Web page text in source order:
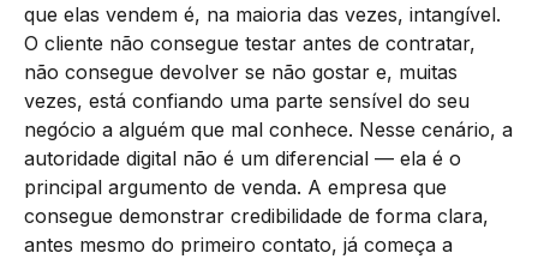
que elas vendem é, na maioria das vezes, intangível.
O cliente não consegue testar antes de contratar,
não consegue devolver se não gostar e, muitas
vezes, está confiando uma parte sensível do seu
negócio a alguém que mal conhece. Nesse cenário, a
autoridade digital não é um diferencial — ela é o
principal argumento de venda. A empresa que
consegue demonstrar credibilidade de forma clara,
antes mesmo do primeiro contato, já começa a